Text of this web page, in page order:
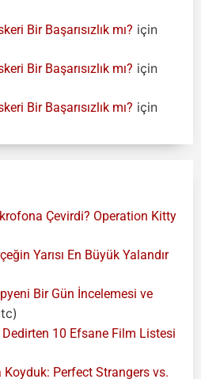
Bir Başarısızlık mı? için
Bir Başarısızlık mı? için
Bir Başarısızlık mı? için
Çevirdi? Operation Kitty
Yarısı En Büyük Yalandır
Bir Gün İncelemesi ve
Dedirten 10 Efsane Film Listesi
Koyduk: Perfect Strangers vs.